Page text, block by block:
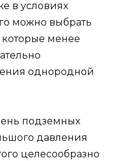
в условиях
можно выбрать
которые менее
однородной
подземных
давления
целесообразно